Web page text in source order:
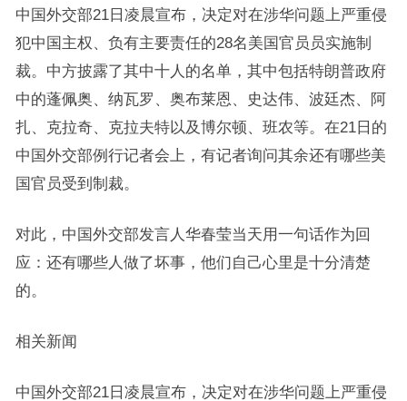
中国外交部21日凌晨宣布，决定对在涉华问题上严重侵
犯中国主权、负有主要责任的28名美国官员员实施制
裁。中方披露了其中十人的名单，其中包括特朗普政府
中的蓬佩奥、纳瓦罗、奥布莱恩、史达伟、波廷杰、阿
扎、克拉奇、克拉夫特以及博尔顿、班农等。在21日的
中国外交部例行记者会上，有记者询问其余还有哪些美
国官员受到制裁。
对此，中国外交部发言人华春莹当天用一句话作为回
应：还有哪些人做了坏事，他们自己心里是十分清楚
的。
相关新闻
中国外交部21日凌晨宣布，决定对在涉华问题上严重侵